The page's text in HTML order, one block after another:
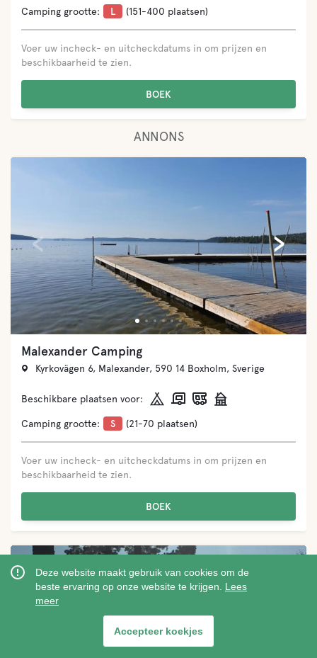
Deze website maakt gebruik van cookies om de
beste ervaring op onze website te krijgen. Lees
meer
Accepteer koekjes
Camping grootte: L (151-400 plaatsen)
Voer uw incheck- en uitcheckdatums in om prijzen en
beschikbaarheid te zien.
BOEK
ANNONS
›
‹
Malexander Camping
Kyrkovägen 6, Malexander, 590 14 Boxholm, Sverige
Beschikbare plaatsen voor:
Camping grootte: S (21-70 plaatsen)
Voer uw incheck- en uitcheckdatums in om prijzen en
beschikbaarheid te zien.
BOEK